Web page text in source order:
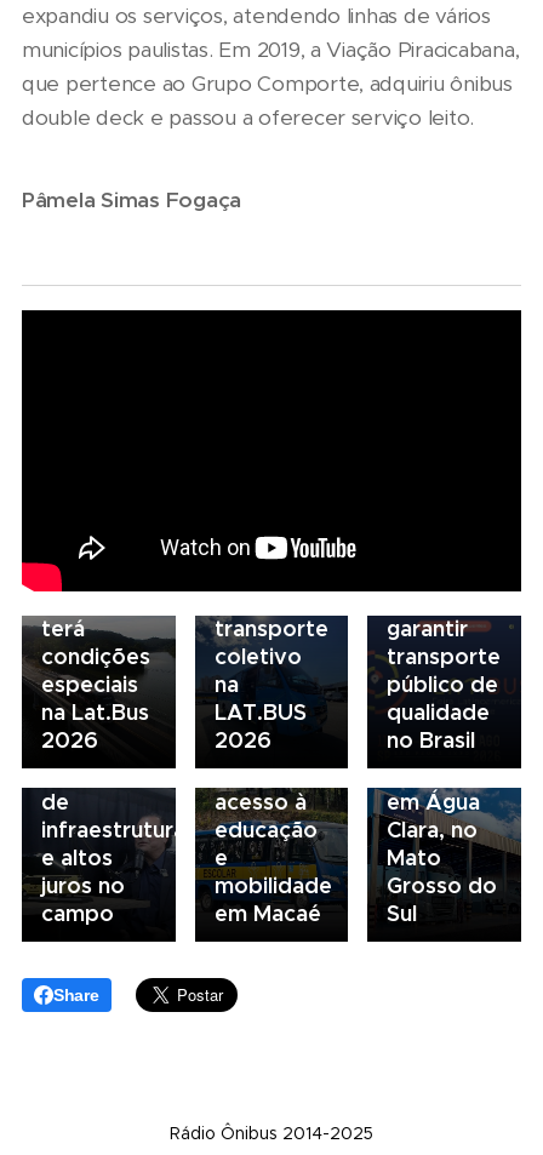
expandiu os serviços, atendendo linhas de vários
municípios paulistas. Em 2019, a Viação Piracicabana,
que pertence ao Grupo Comporte, adquiriu ônibus
double deck e passou a oferecer serviço leito.
Pâmela Simas Fogaça
Scania
Serviços
Financeiros
terá
condições
especiais
na Lat.Bus
2026
e
do
transporte
coletivo
na
LAT.BUS
2026
para
garantir
transporte
público de
qualidade
no Brasil
05/08/2026
Presidente
da FAESP
alerta para
gargalos
de
infraestrutura
e altos
juros no
campo
04/08/2026
Renovação
da frota
escolar
fortalece
acesso à
educação
e
mobilidade
em Macaé
03/08/2026
Volvo
inaugura
concessionária
em Água
Clara, no
Mato
Grosso do
Sul
Share
Rádio Ônibus 2014-2025